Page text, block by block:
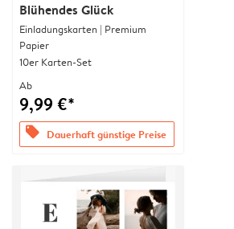
Blühendes Glück
Einladungskarten | Premium
Papier
10er Karten-Set
Ab
9,99 €*
offers Dauerhaft günstige Preise